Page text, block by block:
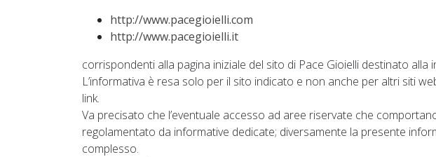
http://www.pacegioielli.com
http://www.pacegioielli.it
corrispondenti alla pagina iniziale del sito di Pace Gioielli destinato
L’informativa è resa solo per il sito indicato e non anche per altri siti
link.
Va precisato che l’eventuale accesso ad aree riservate che
regolamentato da informative dedicate; diversamente la presente
complesso.